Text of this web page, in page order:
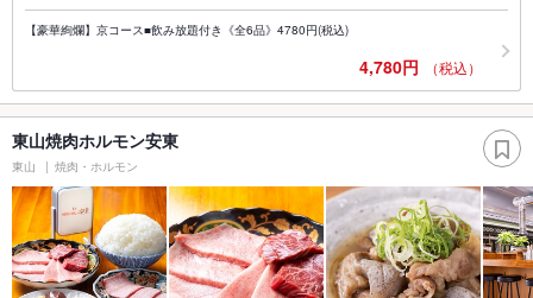
【豪華絢爛】京コース■飲み放題付き《全6品》4780円(税込)
4,780円 （税込）
東山焼肉ホルモン安東
東山 焼肉・ホルモン